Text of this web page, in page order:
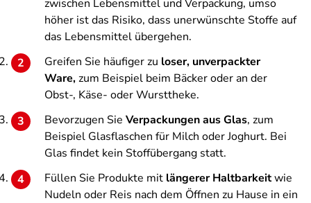
zwischen Lebensmittel und Verpackung, umso
höher ist das Risiko, dass unerwünschte Stoffe auf
das Lebensmittel übergehen.
Greifen Sie häufiger zu loser, unverpackter
Ware,zum Beispiel beim Bäcker oder an der
Obst-, Käse- oder Wursttheke.
Bevorzugen Sie Verpackungen aus Glas, zum
Beispiel Glasflaschen für Milch oder Joghurt. Bei
Glas findet kein Stoffübergang statt.
Füllen Sie Produkte mit längerer Haltbarkeitwie
Nudeln oder Reis nach dem Öffnen zu Hause in ein